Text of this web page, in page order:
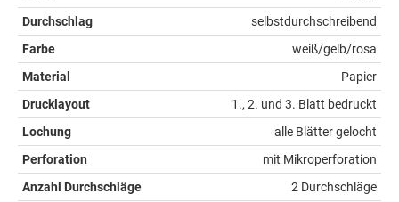
Durchschlag
selbstdurchschreibend
Farbe
weiß/gelb/rosa
Material
Papier
Drucklayout
1., 2. und 3. Blatt bedruckt
Lochung
alle Blätter gelocht
Perforation
mit Mikroperforation
Anzahl Durchschläge
2 Durchschläge